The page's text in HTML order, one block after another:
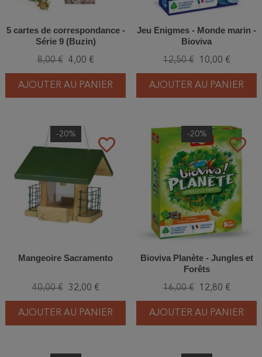
5 cartes de correspondance -
Série 9 (Buzin)
8,00 € 4,00 €
AJOUTER AU PANIER
Jeu Enigmes - Monde marin -
Bioviva
12,50 € 10,00 €
AJOUTER AU PANIER
favorite_border
-20%
Mangeoire Sacramento
40,00 € 32,00 €
AJOUTER AU PANIER
favorite_border
-20%
Bioviva Planète - Jungles et
Forêts
16,00 € 12,80 €
AJOUTER AU PANIER